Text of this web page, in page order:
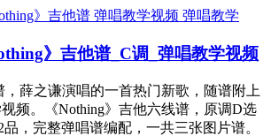
弹唱教学
》吉他谱_C调_弹唱教学视频
，薛之谦演唱的一首热门新歌，随谱附上
频。《Nothing》吉他六线谱，原调D选
，完整弹唱谱编配，一共三张图片谱。